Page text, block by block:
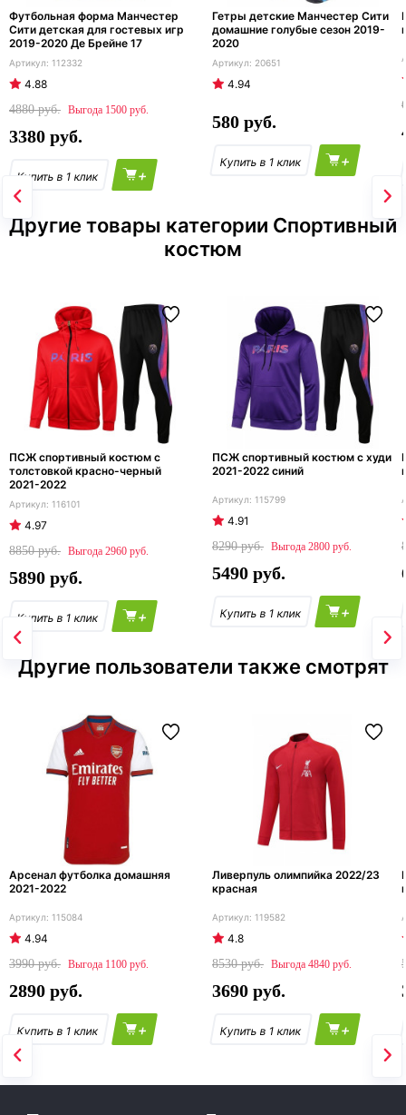
Футбольная форма Манчестер
Сити детская для гостевых игр
2019-2020 Де Брейне 17
112332
4.88
4880
1500
3380
+
Гетры детские Манчестер Сити
домашние голубые сезон 2019-
2020
20651
4.94
580
+
Другие товары категории Спортивный
костюм
ПСЖ спортивный костюм с
толстовкой красно-черный
2021-2022
116101
4.97
8850
2960
5890
+
ПСЖ спортивный костюм с худи
2021-2022 синий
115799
4.91
8290
2800
5490
+
Другие пользователи также смотрят
Арсенал футболка домашняя
2021-2022
115084
4.94
3990
1100
2890
+
Ливерпуль олимпийка 2022/23
красная
119582
4.8
8530
4840
3690
+